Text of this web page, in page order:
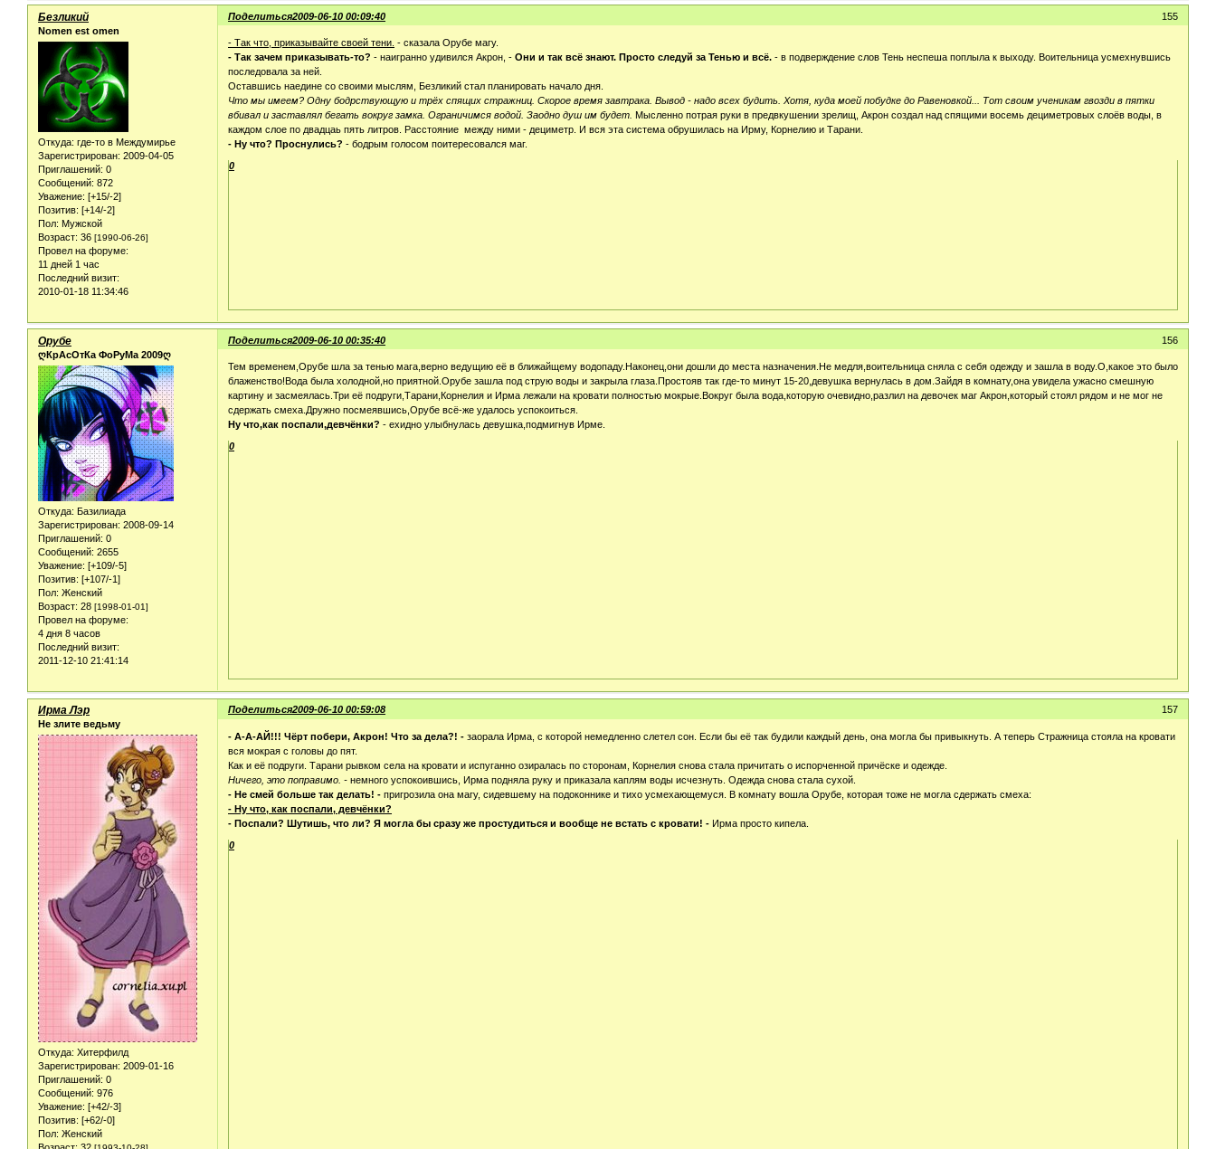
Поделиться 155
2009-06-10 00:09:40
Безликий
Nomen est omen
Откуда: где-то в Междумирье
Зарегистрирован: 2009-04-05
Приглашений: 0
Сообщений: 872
Уважение: [+15/-2]
Позитив: [+14/-2]
Пол: Мужской
Возраст: 36 [1990-06-26]
Провел на форуме:
11 дней 1 час
Последний визит:
2010-01-18 11:34:46
- Так что, приказывайте своей тени. - сказала Орубе магу.
- Так зачем приказывать-то? - наигранно удивился Акрон, -Они и так всё знают. Просто следуй за Тенью и всё. - в подверждение слов Тень неспеша поплыла к выходу. Воительница усмехнувшись
последовала за ней.
Оставшись наедине со своими мыслям, Безликий стал планировать начало дня.
Что мы имеем? Одну бодрствующую и трёх спящих стражниц. Скорое время завтрака. Вывод - надо всех будить. Хотя, куда моей побудке до Равеновкой... Тот своим ученикам гвозди в пятки
вбивал и заставлял бегать вокруг замка. Ограничимся водой. Заодно душ им будет. Мысленно потрая руки в предвкушении зрелищ, Акрон создал над спящими восемь дециметровых слоёв воды, в
каждом слое по двадцаь пять литров. Расстояние между ними - дециметр. И вся эта система обрушилась на Ирму, Корнелию и Тарани.
- Ну что? Проснулись? - бодрым голосом поитересовался маг.
0
Поделиться 156
2009-06-10 00:35:40
Орубе
ღКрАсОтКа ФоРуМа 2009ღ
Откуда: Базилиада
Зарегистрирован: 2008-09-14
Приглашений: 0
Сообщений: 2655
Уважение: [+109/-5]
Позитив: [+107/-1]
Пол: Женский
Возраст: 28 [1998-01-01]
Провел на форуме:
4 дня 8 часов
Последний визит:
2011-12-10 21:41:14
Тем временем,Орубе шла за тенью мага,верно ведущию её в ближайщему водопаду.Наконец,они дошли до места назначения.Не медля,воительница сняла с себя одежду и зашла в воду.О,какое это было
блаженство!Вода была холодной,но приятной.Орубе зашла под струю воды и закрыла глаза.Простояв так где-то минут 15-20,девушка вернулась в дом.Зайдя в комнату,она увидела ужасно смешную
картину и засмеялась.Три её подруги,Тарани,Корнелия и Ирма лежали на кровати полностью мокрые.Вокруг была вода,которую очевидно,разлил на девочек маг Акрон,который стоял рядом и не мог не
сдержать смеха.Дружно посмеявшись,Орубе всё-же удалось успокоиться.
Ну что,как поспали,девчёнки? - ехидно улыбнулась девушка,подмигнув Ирме.
0
Поделиться 157
2009-06-10 00:59:08
Ирма Лэр
Не злите ведьму
Откуда: Хитерфилд
Зарегистрирован: 2009-01-16
Приглашений: 0
Сообщений: 976
Уважение: [+42/-3]
Позитив: [+62/-0]
Пол: Женский
- А-А-АЙ!!! Чёрт побери, Акрон! Что за дела?! -заорала Ирма, с которой немедленно слетел сон. Если бы её так будили каждый день, она могла бы привыкнуть. А теперь Стражница стояла на кровати
вся мокрая с головы до пят.
Как и её подруги. Тарани рывком села на кровати и испуганно озиралась по сторонам, Корнелия снова стала причитать о испорченной причёске и одежде.
Ничего, это поправимо. -немного успокоившись, Ирма подняла руку и приказала каплям воды исчезнуть. Одежда снова стала сухой.
- Не смей больше так делать! -пригрозила она магу, сидевшему на подоконнике и тихо усмехающемуся. В комнату вошла Орубе, которая тоже не могла сдержать смеха:
- Ну что, как поспали, девчёнки?
- Поспали? Шутишь, что ли? Я могла бы сразу же простудиться и вообще не встать с кровати! -Ирма просто кипела.
0